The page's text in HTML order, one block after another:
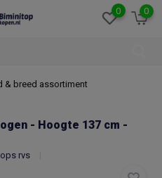
0 0
& breed assortiment
- Hoogte 137 cm -
rvs